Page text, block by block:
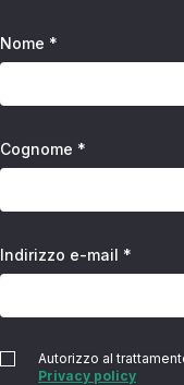
Nome *
Cognome *
Indirizzo e-mail *
Autorizzo al
Privacy policy